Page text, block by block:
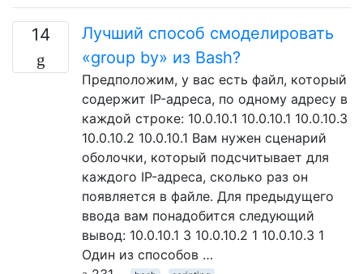
14
Лучший способ смоделировать
«group by» из Bash?
Предположим, у вас есть файл, который
содержит IP-адреса, по одному адресу в
каждой строке: 10.0.10.1 10.0.10.1 10.0.10.3
10.0.10.2 10.0.10.1 Вам нужен сценарий
оболочки, который подсчитывает для
каждого IP-адреса, сколько раз он
появляется в файле. Для предыдущего
ввода вам понадобится следующий
вывод: 10.0.10.1 3 10.0.10.2 1 10.0.10.3 1
Один из способов …